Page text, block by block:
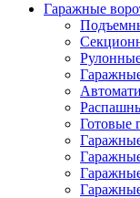
Гаражные
Готовые